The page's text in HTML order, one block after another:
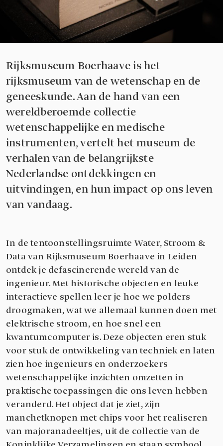
Rijksmuseum Boerhaave is het
rijksmuseum van de wetenschap en de
geneeskunde. Aan de hand van een
wereldberoemde collectie
wetenschappelijke en medische
instrumenten, vertelt het museum de
verhalen van de belangrijkste
Nederlandse ontdekkingen en
uitvindingen, en hun impact op ons leven
van vandaag.
In de tentoonstellingsruimte Water, Stroom &
Data van Rijksmuseum Boerhaave in Leiden
ontdek je defascinerende wereld van de
ingenieur. Met historische objecten en leuke
interactieve spellen leer je hoe we polders
droogmaken, wat we allemaal kunnen doen met
elektrische stroom, en hoe snel een
kwantumcomputer is. Deze objecten eren stuk
voor stuk de ontwikkeling van techniek en laten
zien hoe ingenieurs en onderzoekers
wetenschappelijke inzichten omzetten in
praktische toepassingen die ons leven hebben
veranderd. Het object dat je ziet, zijn
manchetknopen met chips voor het realiseren
van majoranadeeltjes, uit de collectie van de